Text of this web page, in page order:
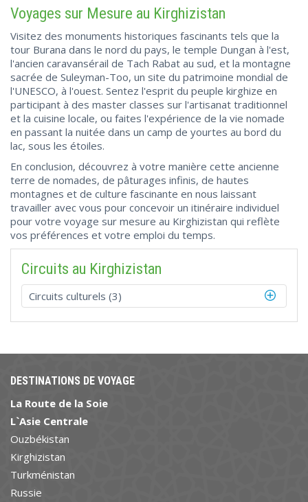
Voyages sur Mesure au Kirghizistan
Visitez des monuments historiques fascinants tels que la
tour Burana dans le nord du pays, le temple Dungan à l'est,
l'ancien caravansérail de Tach Rabat au sud, et la montagne
sacrée de Suleyman-Too, un site du patrimoine mondial de
l'UNESCO, à l'ouest. Sentez l'esprit du peuple kirghize en
participant à des master classes sur l'artisanat traditionnel
et la cuisine locale, ou faites l'expérience de la vie nomade
en passant la nuitée dans un camp de yourtes au bord du
lac, sous les étoiles.
En conclusion, découvrez à votre manière cette ancienne
terre de nomades, de pâturages infinis, de hautes
montagnes et de culture fascinante en nous laissant
travailler avec vous pour concevoir un itinéraire individuel
pour votre voyage sur mesure au Kirghizistan qui reflète
vos préférences et votre emploi du temps.
Circuits au Kirghizistan
Circuits culturels (3)
DESTINATIONS DE VOYAGE
La Route de la Soie
L`Asie Centrale
Ouzbékistan
Kirghizistan
Turkménistan
Russie